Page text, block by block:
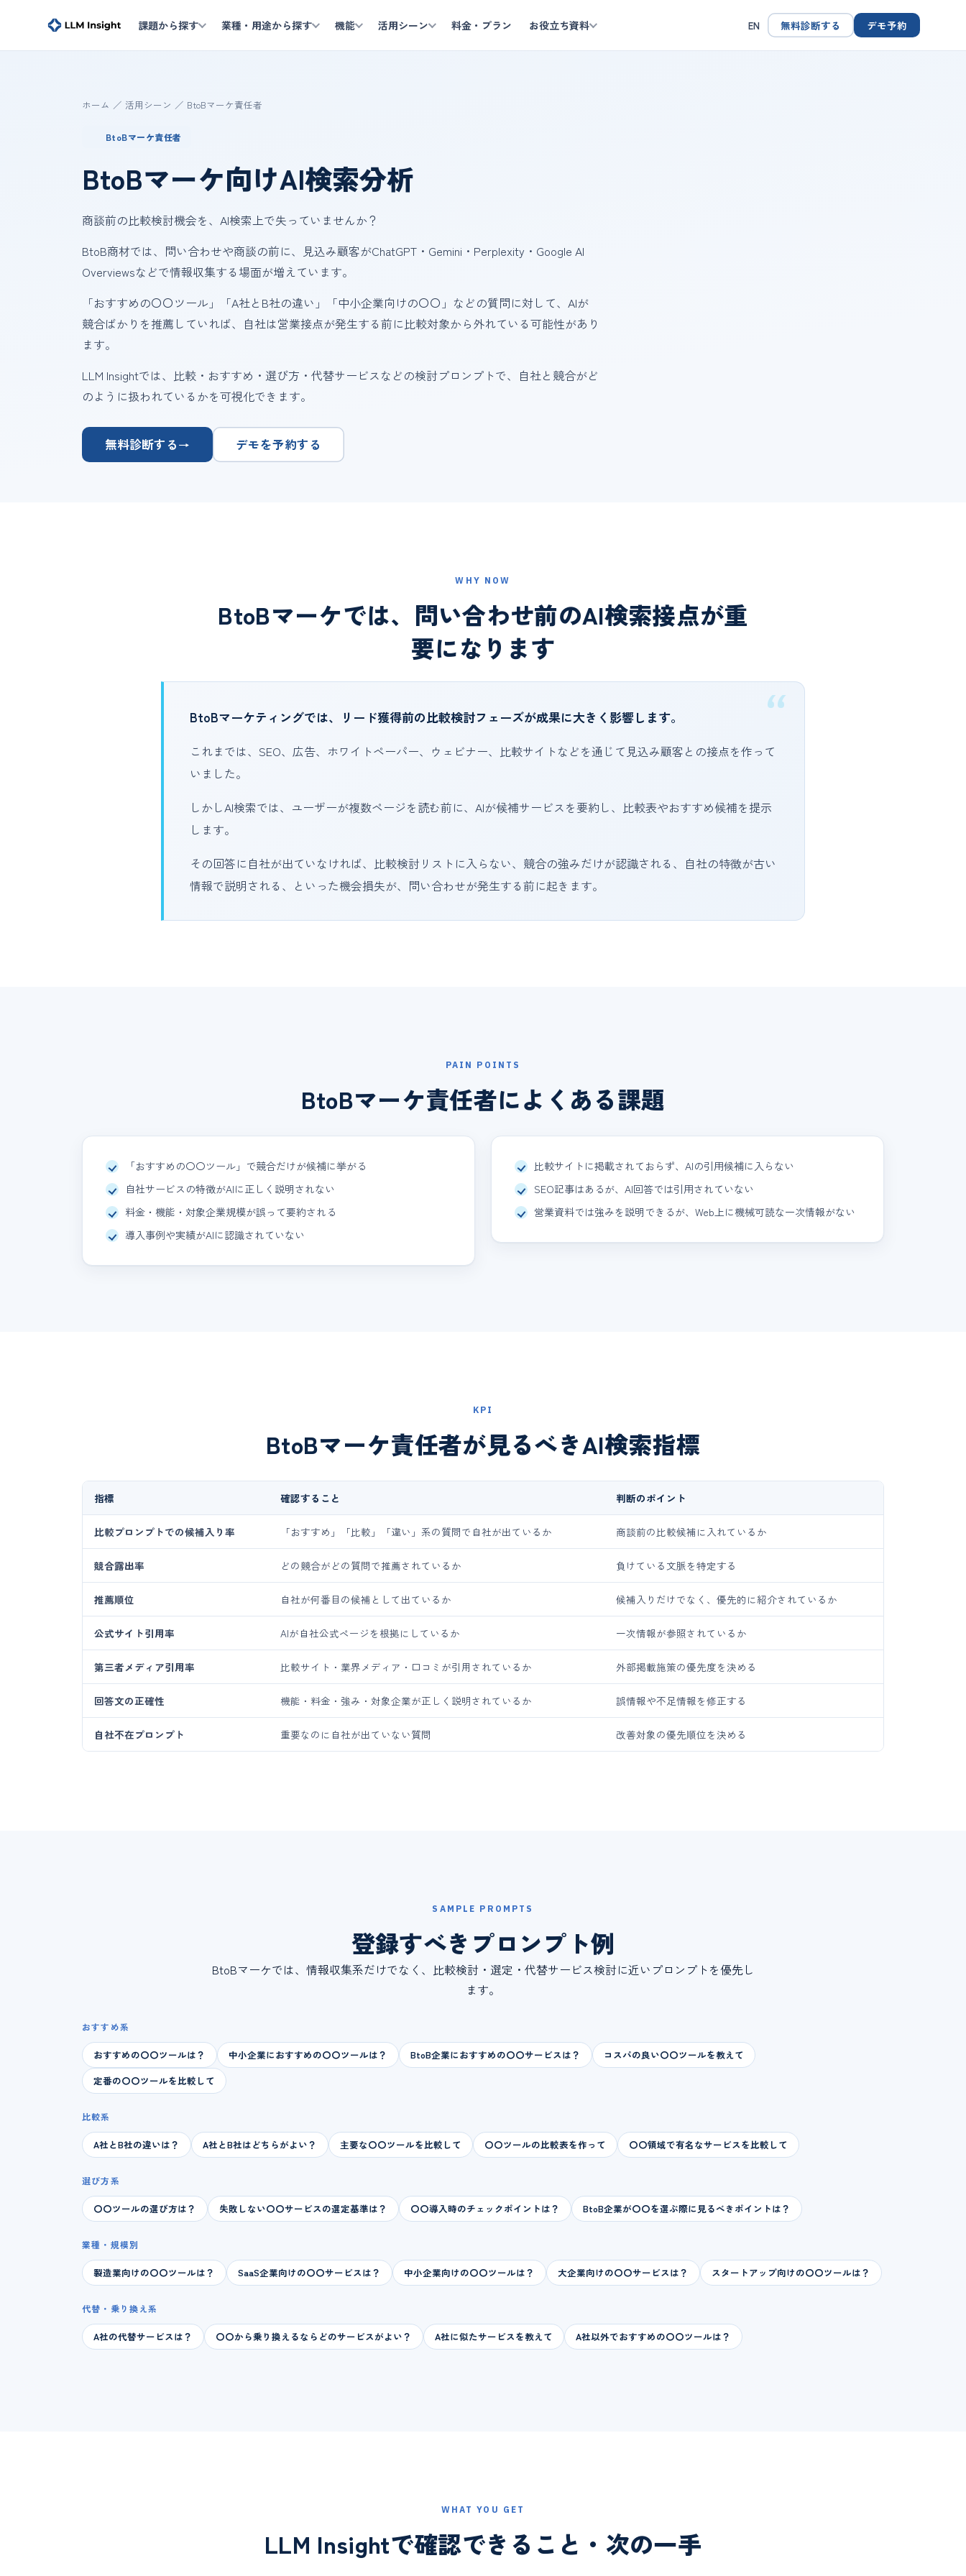
課題から探す 業種・用途から探す 機能 活用シーン 料金・プラン お役立ち資料 EN 無料診断する デモ予約
ホーム ／ 活用シーン ／ BtoBマーケ責任者
BtoBマーケ責任者
BtoBマーケ向けAI検索分析
商談前の比較検討機会を、AI検索上で失っていませんか？
BtoB商材では、問い合わせや商談の前に、見込み顧客がChatGPT・Gemini・Perplexity・Google AI
Overviewsなどで情報収集する場面が増えています。
「おすすめの〇〇ツール」「A社とB社の違い」「中小企業向けの〇〇」などの質問に対して、AIが
競合ばかりを推薦していれば、自社は営業接点が発生する前に比較対象から外れている可能性があり
ます。
LLM Insightでは、比較・おすすめ・選び方・代替サービスなどの検討プロンプトで、自社と競合がど
のように扱われているかを可視化できます。
無料診断する→ デモを予約する
WHY NOW
BtoBマーケでは、問い合わせ前のAI検索接点が重
要になります
BtoBマーケティングでは、リード獲得前の比較検討フェーズが成果に大きく影響します。
これまでは、SEO、広告、ホワイトペーパー、ウェビナー、比較サイトなどを通じて見込み顧客との接点を作って
いました。
しかしAI検索では、ユーザーが複数ページを読む前に、AIが候補サービスを要約し、比較表やおすすめ候補を提示
します。
その回答に自社が出ていなければ、比較検討リストに入らない、競合の強みだけが認識される、自社の特徴が古い
情報で説明される、といった機会損失が、問い合わせが発生する前に起きます。
PAIN POINTS
BtoBマーケ責任者によくある課題
「おすすめの〇〇ツール」で競合だけが候補に挙がる
自社サービスの特徴がAIに正しく説明されない
料金・機能・対象企業規模が誤って要約される
導入事例や実績がAIに認識されていない
比較サイトに掲載されておらず、AIの引用候補に入らない
SEO記事はあるが、AI回答では引用されていない
営業資料では強みを説明できるが、Web上に機械可読な一次情報がない
KPI
BtoBマーケ責任者が見るべきAI検索指標
指標 確認すること 判断のポイント
比較プロンプトでの候補入り率 「おすすめ」「比較」「違い」系の質問で自社が出ているか 商談前の比較候補に入れているか
競合露出率 どの競合がどの質問で推薦されているか 負けている文脈を特定する
推薦順位 自社が何番目の候補として出ているか 候補入りだけでなく、優先的に紹介されているか
公式サイト引用率 AIが自社公式ページを根拠にしているか 一次情報が参照されているか
第三者メディア引用率 比較サイト・業界メディア・口コミが引用されているか 外部掲載施策の優先度を決める
回答文の正確性 機能・料金・強み・対象企業が正しく説明されているか 誤情報や不足情報を修正する
自社不在プロンプト 重要なのに自社が出ていない質問 改善対象の優先順位を決める
SAMPLE PROMPTS
登録すべきプロンプト例
BtoBマーケでは、情報収集系だけでなく、比較検討・選定・代替サービス検討に近いプロンプトを優先し
ます。
おすすめ系
おすすめの〇〇ツールは？ 中小企業におすすめの〇〇ツールは？ BtoB企業におすすめの〇〇サービスは？
コスパの良い〇〇ツールを教えて
定番の〇〇ツールを比較して
比較系
A社とB社の違いは？ A社とB社はどちらがよい？ 主要な〇〇ツールを比較して 〇〇ツールの比較表を作って 〇〇領域で有名なサービスを比較して
選び方系
〇〇ツールの選び方は？ 失敗しない〇〇サービスの選定基準は？ 〇〇導入時のチェックポイントは？ BtoB企業が〇〇を選ぶ際に見るべきポイントは？
業種・規模別
製造業向けの〇〇ツールは？ SaaS企業向けの〇〇サービスは？ 中小企業向けの〇〇ツールは？ 大企業向けの〇〇サービスは？ スタートアップ向けの〇〇ツールは？
代替・乗り換え系
A社の代替サービスは？ 〇〇から乗り換えるならどのサービスがよい？ A社に似たサービスを教えて A社以外でおすすめの〇〇ツールは？
WHAT YOU GET
LLM Insightで確認できること・次の一手